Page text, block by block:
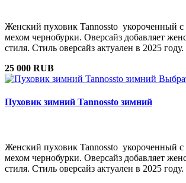
Женский пуховик Tannossto укороченный
мехом чернобурки. Оверсайз добавляет
стиля. Стиль оверсайз актуален в 2025 году.
25 000 RUB
Пуховик зимний Tannossto зимний
Женский пуховик Tannossto укороченный
мехом чернобурки. Оверсайз добавляет
стиля. Стиль оверсайз актуален в 2025 году.